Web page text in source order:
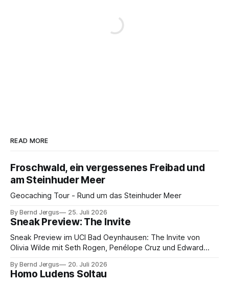
READ MORE
Froschwald, ein vergessenes Freibad und
am Steinhuder Meer
Geocaching Tour - Rund um das Steinhuder Meer
By Bernd Jergus 25. Juli 2026
Sneak Preview: The Invite
Sneak Preview im UCI Bad Oeynhausen: The Invite von
Olivia Wilde mit Seth Rogen, Penélope Cruz und Edward
By Bernd Jergus 20. Juli 2026
Homo Ludens Soltau